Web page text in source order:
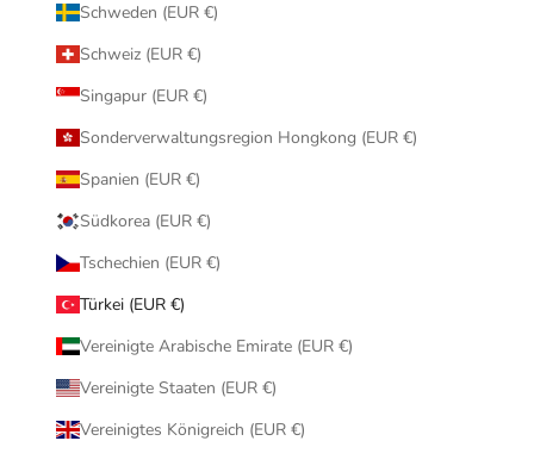
Schweden (EUR €)
Schweiz (EUR €)
Singapur (EUR €)
Sonderverwaltungsregion Hongkong (EUR €)
Spanien (EUR €)
Südkorea (EUR €)
Tschechien (EUR €)
Türkei (EUR €)
Vereinigte Arabische Emirate (EUR €)
Vereinigte Staaten (EUR €)
Vereinigtes Königreich (EUR €)